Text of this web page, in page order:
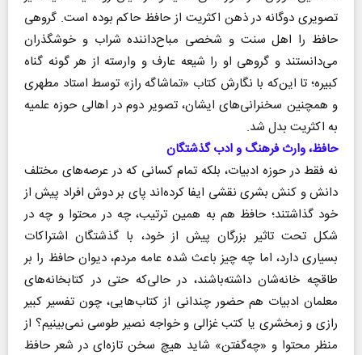
تصویری دوگانه در ذهن اکثریت از حافظ حاکم بوده است. گروهی
حافظ را اهل سنت و شخصی مباح‌داننده شراب و خوشگذران
می‌دانستند و گروهی او را شیعه عارف و وارسته از هر گونه گناه
کبیره؛ تا این‌که با نگارش کتاب «تماشاگه راز» توسط استاد مطهری
و همچنین سخنرانی‌های ایشان، تصویر دوم در اهالی حوزه علمیه
به اکثریت بدل شد.
حافظ، وارث فرهنگ و ادب گذشتگان
نه فقط در حوزه ادبیات، بلکه تمام کسانی که در عرصه‌های مختلف
دانش و کنش بشری نقشی ایفا کرده‌اند پای بر دوش افراد پیش از
خود گذاشتند؛ حافظ هم به همین ترتیب، چه در محتوا و چه در
شکل تحت تاثیر بزرگان پیش از خود، با گذشتگان اشتراکات
بسیاری دارد، اما چه چیز باعث شده عامه مردم، دیوان حافظ را بر
طاقچه خانه‌شان داشته‌باشند، در حالی‌که حتی در کتابخانه‌های
معلمان ادبیات هم حضور چندانی از کتاب‌هایی، چون تفسیر کبیر
رازی و زمخشری یا کتب غزالی و خواجه نصیر طوسی نمی‌بینیم؟ از
منظر محتوا و «چه‌گفتن» شاید هیچ سخن تازه‌ای در شعر حافظ